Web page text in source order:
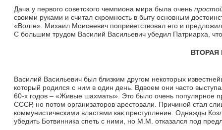
Дача у первого советского чемпиона мира была очень
своими руками и считал скромность в быту основным
«Волге». Михаил Моисеевич поприветствовал его и
С большим трудом Василий Васильевич убедил Патриарха,
ВТОРАЯ
Василий Васильевич был близким другом некоторых
который родился с ним в один день. Вдвоем они часто
60-х годов – «Живые шахматы». Это было очень популярное
СССР, но потом организаторов арестовали. Причиной стал
коммунистическими властями как преступление. Однажды
убедить Ботвинника спеть с ними, но М.М. отказался под